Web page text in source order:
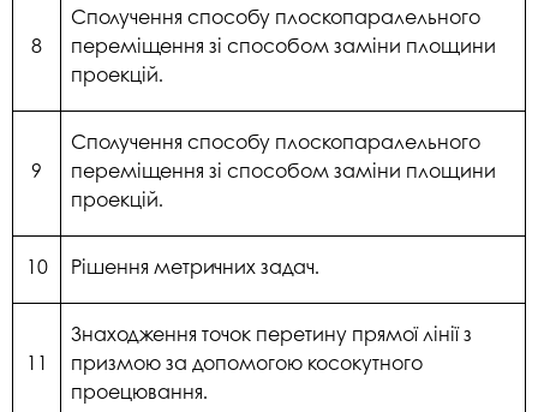
8
Сполучення способу плоскопаралельного
переміщення зі способом заміни площини
проекцій.
9
Сполучення способу плоскопаралельного
переміщення зі способом заміни площини
проекцій.
10 Рішення метричних задач.
11
Знаходження точок перетину прямої лінії з
призмою за допомогою косокутного
проецювання.